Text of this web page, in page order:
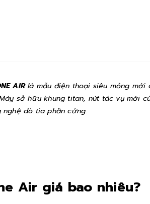
AIRlà mẫu điện thoại siêu mỏng
sở hữu khung titan, nút tác vụ mới
nghệ dò tia phần cứng.
Air giá bao nhiêu?